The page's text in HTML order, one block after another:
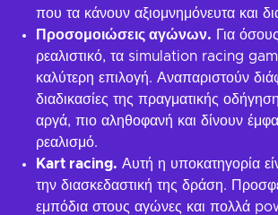
που τα κάνουν αξιομνημόνευτα και
Προσομοιώσεις αγώνων. Για
ρεαλιστικό, τα simulation racing
καλύτερη επιλογή. Αναπαριστούν
διαδικασίες της πραγματικής
αργά, πιο αληθοφανή και δίνουν
ρεαλισμό.
Kart racing. Αυτή η υποκατηγορία
την διασκεδαστική της δράση.
εμπόδια στους αγώνες και πολλά